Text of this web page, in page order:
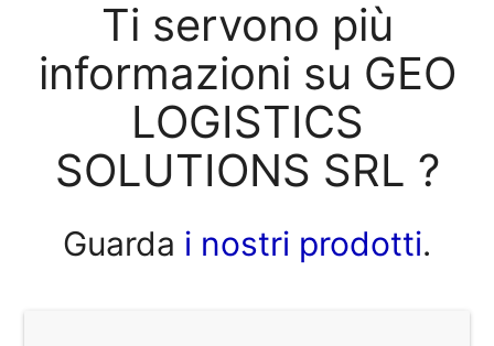
Ti servono più
informazioni su GEO
LOGISTICS
SOLUTIONS SRL ?
Guarda i nostri prodotti.